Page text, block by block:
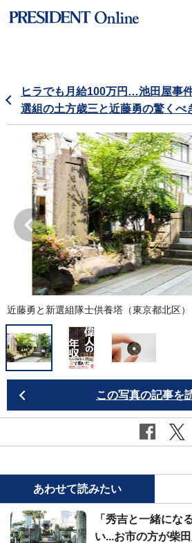
ヒラでも月給100万円…池田屋事
選組の土方歳三と近藤勇の驚くべ
近藤勇と新選組隊士供養塔（東京都北区）
この写真の記事を
あわせて読みたい
「秀吉と一緒にな
い...お市の方が柴